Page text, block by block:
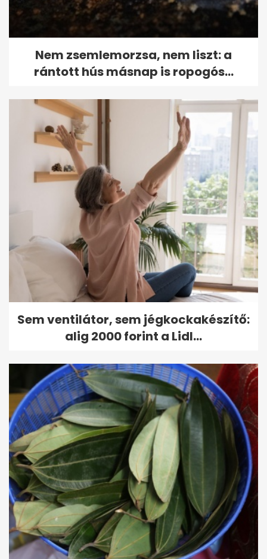
Nem zsemlemorzsa, nem liszt: a
rántott hús másnap is ropogós...
Sem ventilátor, sem jégkockakészítő:
alig 2000 forint a Lidl...